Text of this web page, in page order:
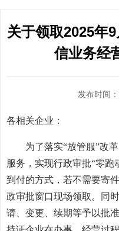
关于领取2025年
信业务经
发布时间
各相关企业：
为了落实“放管服”改
服务，实现行政审批“零
到付的方式，若不需要寄
政审批窗口现场领取。同
请、变更、续期等予以批